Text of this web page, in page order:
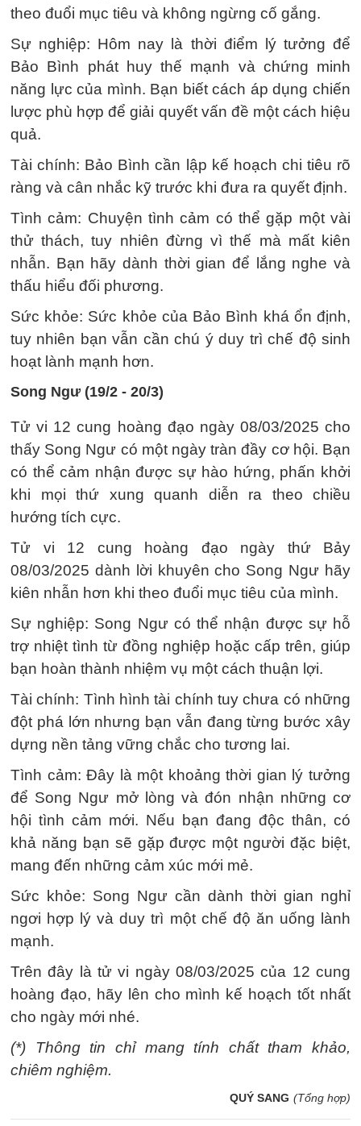
theo đuổi mục tiêu và không ngừng cố gắng.
Sự nghiệp: Hôm nay là thời điểm lý tưởng để
Bảo Bình phát huy thế mạnh và chứng minh
năng lực của mình. Bạn biết cách áp dụng chiến
lược phù hợp để giải quyết vấn đề một cách hiệu
quả.
Tài chính: Bảo Bình cần lập kế hoạch chi tiêu rõ
ràng và cân nhắc kỹ trước khi đưa ra quyết định.
Tình cảm: Chuyện tình cảm có thể gặp một vài
thử thách, tuy nhiên đừng vì thế mà mất kiên
nhẫn. Bạn hãy dành thời gian để lắng nghe và
thấu hiểu đối phương.
Sức khỏe: Sức khỏe của Bảo Bình khá ổn định,
tuy nhiên bạn vẫn cần chú ý duy trì chế độ sinh
hoạt lành mạnh hơn.
Song Ngư (19/2 - 20/3)
Tử vi 12 cung hoàng đạo ngày 08/03/2025 cho
thấy Song Ngư có một ngày tràn đầy cơ hội. Bạn
có thể cảm nhận được sự hào hứng, phấn khởi
khi mọi thứ xung quanh diễn ra theo chiều
hướng tích cực.
Tử vi 12 cung hoàng đạo ngày thứ Bảy
08/03/2025 dành lời khuyên cho Song Ngư hãy
kiên nhẫn hơn khi theo đuổi mục tiêu của mình.
Sự nghiệp: Song Ngư có thể nhận được sự hỗ
trợ nhiệt tình từ đồng nghiệp hoặc cấp trên, giúp
bạn hoàn thành nhiệm vụ một cách thuận lợi.
Tài chính: Tình hình tài chính tuy chưa có những
đột phá lớn nhưng bạn vẫn đang từng bước xây
dựng nền tảng vững chắc cho tương lai.
Tình cảm: Đây là một khoảng thời gian lý tưởng
để Song Ngư mở lòng và đón nhận những cơ
hội tình cảm mới. Nếu bạn đang độc thân, có
khả năng bạn sẽ gặp được một người đặc biệt,
mang đến những cảm xúc mới mẻ.
Sức khỏe: Song Ngư cần dành thời gian nghỉ
ngơi hợp lý và duy trì một chế độ ăn uống lành
mạnh.
Trên đây là tử vi ngày 08/03/2025 của 12 cung
hoàng đạo, hãy lên cho mình kế hoạch tốt nhất
cho ngày mới nhé.
(*) Thông tin chỉ mang tính chất tham khảo,
chiêm nghiệm.
QUÝ SANG (Tổng hợp)